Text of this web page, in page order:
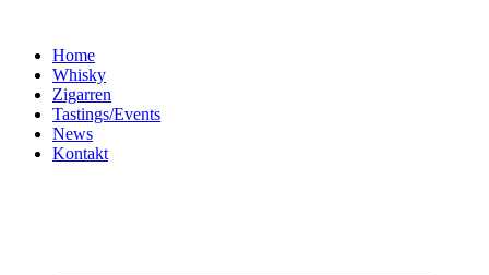
Home
Whisky
Zigarren
Tastings/Events
News
Kontakt